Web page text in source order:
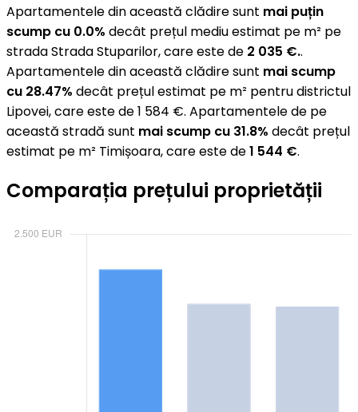
Apartamentele din această clădire sunt mai puțin
scump cu 0.0% decât prețul mediu estimat pe m² pe
strada Strada Stuparilor, care este de 2 035 €..
Apartamentele din această clădire sunt mai scump
cu 28.47% decât prețul estimat pe m² pentru districtul
Lipovei, care este de 1 584 €. Apartamentele de pe
această stradă sunt mai scump cu 31.8% decât prețul
estimat pe m² Timișoara, care este de1 544 €.
Comparația prețului proprietății